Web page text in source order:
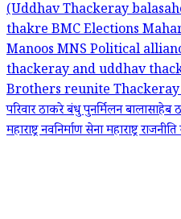
(Uddhav Thackeray
thakreBMC Elections
ManoosMNSPolitical
thackeray and uddhav
Brothers reunite
परिवारठाकरे बंधु पुनर्मिलनबालासाहेब
महाराष्ट्र नवनिर्माण सेनामहाराष्ट्र राजनीति